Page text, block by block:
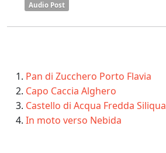
Audio Post
Pan di Zucchero Porto Flavia
Capo Caccia Alghero
Castello di Acqua Fredda Siliqua
In moto verso Nebida